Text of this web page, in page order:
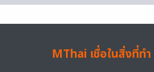
MThai เชื่อในสิ่งที่ทำ